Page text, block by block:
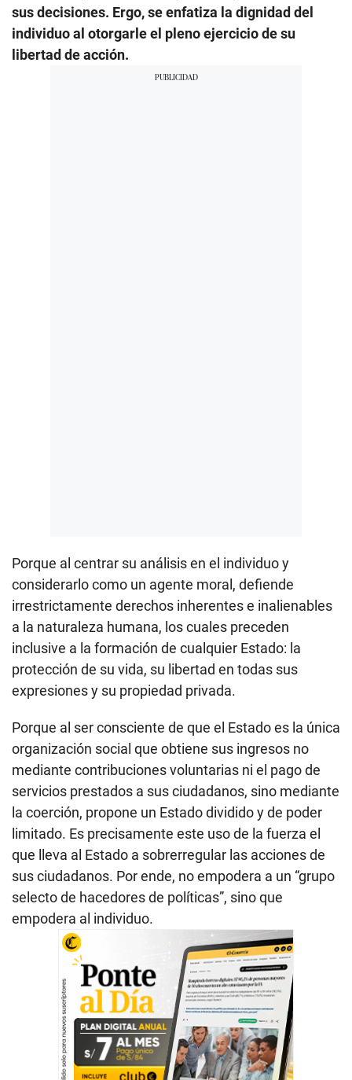
sus decisiones. Ergo, se enfatiza la dignidad del
individuo al otorgarle el pleno ejercicio de su
libertad de acción.
Porque al centrar su análisis en el individuo y
considerarlo como un agente moral, defiende
irrestrictamente derechos inherentes e inalienables
a la naturaleza humana, los cuales preceden
inclusive a la formación de cualquier Estado: la
protección de su vida, su libertad en todas sus
expresiones y su propiedad privada.
Porque al ser consciente de que el Estado es la única
organización social que obtiene sus ingresos no
mediante contribuciones voluntarias ni el pago de
servicios prestados a sus ciudadanos, sino mediante
la coerción, propone un Estado dividido y de poder
limitado. Es precisamente este uso de la fuerza el
que lleva al Estado a sobrerregular las acciones de
sus ciudadanos. Por ende, no empodera a un “grupo
selecto de hacedores de políticas”, sino que
empodera al individuo.